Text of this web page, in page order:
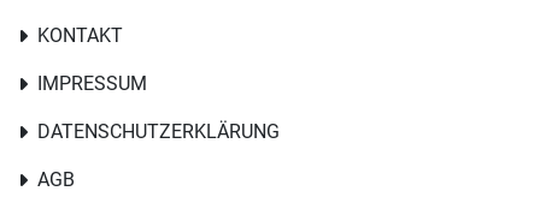
KONTAKT
IMPRESSUM
DATENSCHUTZERKLÄRUNG
AGB